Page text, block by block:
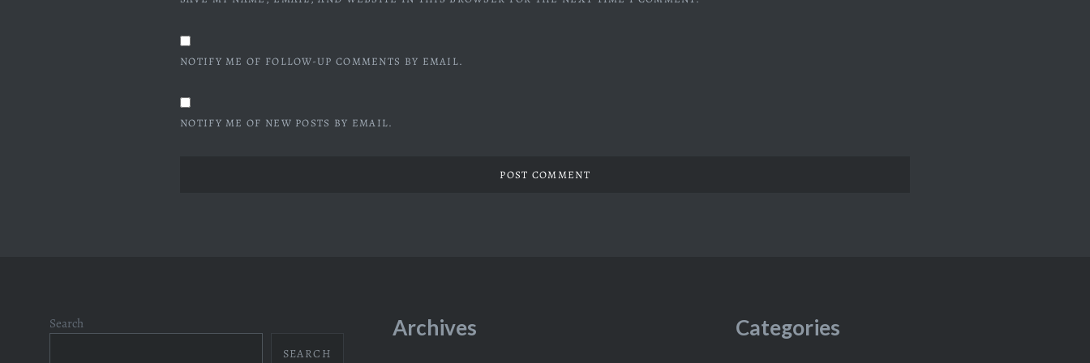
NOTIFY ME OF FOLLOW-UP COMMENTS BY EMAIL.
NOTIFY ME OF NEW POSTS BY EMAIL.
Search
SEARCH
Archives Categories